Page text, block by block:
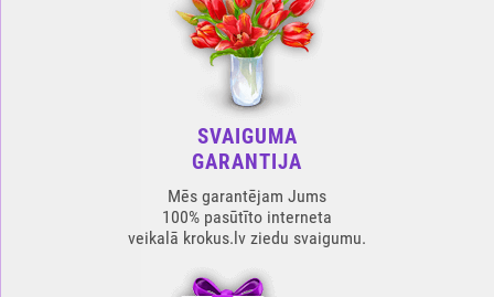
SVAIGUMA
GARANTIJA
Mēs garantējam Jums
100% pasūtīto interneta
veikalā krokus.lv ziedu svaigumu.